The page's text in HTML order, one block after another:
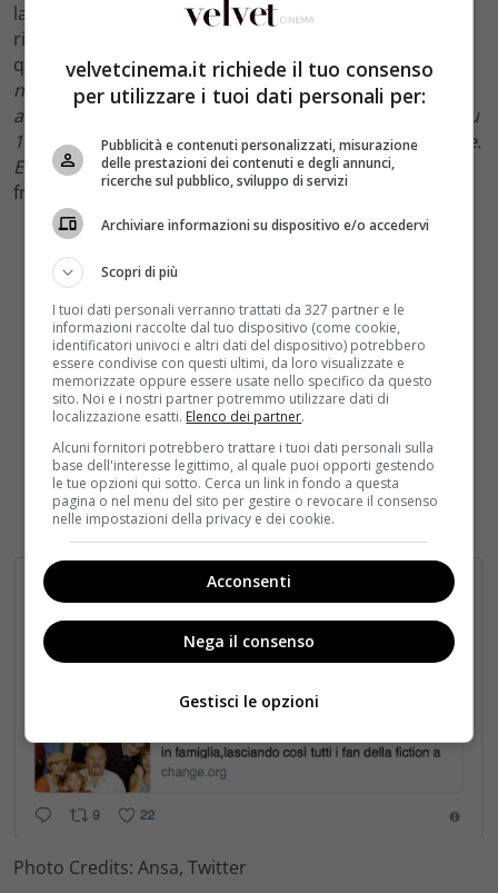
la dichiarazione che Lino Banfi, alias Nonno Libero, ha
rilasciato poco tempo fa a Tv Sorrisi e Canzoni nella
quale l’attore aveva asserito“ci sarò anche io
nell’11esima stagione di Un Medico in Famiglia, posso
assicurarlo: Nonno Libero sarà presente in 13 serate su
13. […] Per il ventennale vogliamo fare le cose in grande.
E a gennaio si va sul set”.Cosa è successo nel
frattempo?
Photo Credits: Ansa, Twitter
velvetcinema.it richiede il tuo consenso
per utilizzare i tuoi dati personali per:
Pubblicità e contenuti personalizzati, misurazione
delle prestazioni dei contenuti e degli annunci,
ricerche sul pubblico, sviluppo di servizi
Archiviare informazioni su dispositivo e/o accedervi
Scopri di più
I tuoi dati personali verranno trattati da 327 partner e le
informazioni raccolte dal tuo dispositivo (come cookie,
identificatori univoci e altri dati del dispositivo) potrebbero
essere condivise con questi ultimi, da loro visualizzate e
memorizzate oppure essere usate nello specifico da questo
sito. Noi e i nostri partner potremmo utilizzare dati di
localizzazione esatti. Elenco dei partner.
Alcuni fornitori potrebbero trattare i tuoi dati personali sulla
base dell'interesse legittimo, al quale puoi opporti gestendo
le tue opzioni qui sotto. Cerca un link in fondo a questa
pagina o nel menu del sito per gestire o revocare il consenso
nelle impostazioni della privacy e dei cookie.
Acconsenti
Nega il consenso
Gestisci le opzioni